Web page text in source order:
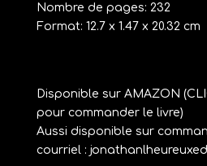
Nombre de pages: 232
Format: 12.7 x 1.47 x 20.32 cm
Disponible sur AMAZON (
pour commander le livre)
Aussi disponible sur
courriel :